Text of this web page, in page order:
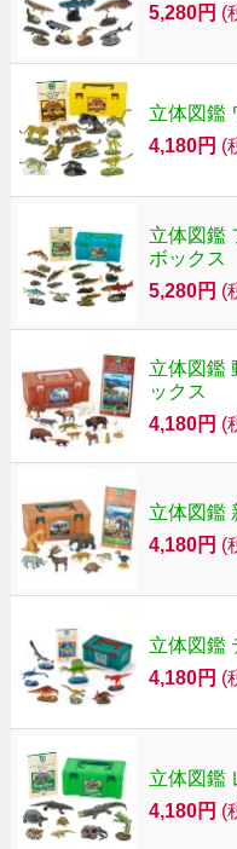
5,280円 (
立体図鑑
4,180円 (
立体図鑑
ボックス
5,280円 (
立体図鑑
ックス
4,180円 (
立体図鑑
4,180円 (
立体図鑑
4,180円 (
立体図鑑
4,180円 (